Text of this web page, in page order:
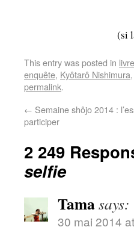
(si
This entry was posted in
enquête, Kyôtarô Nishimura,
permalink.
← Semaine shôjo 2014 :
participer
2 249
selfie
Tamasays:
30 mai 2014